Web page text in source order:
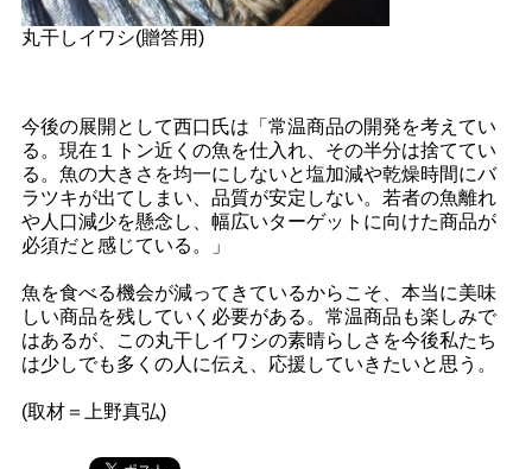
丸干しイワシ(贈答用)
今後の展開として西口氏は「常温商品の開発を考えてい
る。現在１トン近くの魚を仕入れ、その半分は捨ててい
る。魚の大きさを均一にしないと塩加減や乾燥時間にバ
ラツキが出てしまい、品質が安定しない。若者の魚離れ
や人口減少を懸念し、幅広いターゲットに向けた商品が
必須だと感じている。」
魚を食べる機会が減ってきているからこそ、本当に美味
しい商品を残していく必要がある。常温商品も楽しみで
はあるが、この丸干しイワシの素晴らしさを今後私たち
は少しでも多くの人に伝え、応援していきたいと思う。
(取材＝上野真弘)